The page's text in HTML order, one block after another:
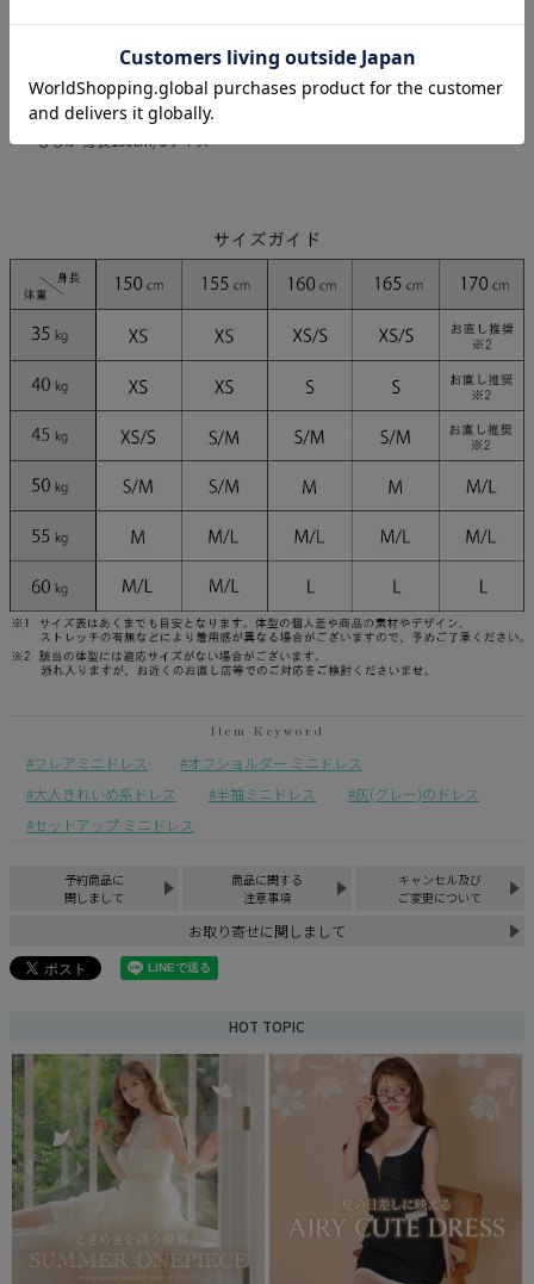
ivory
モデル
ゆめ 身長160cm/Sサイズ
ももか 身長156cm/Sサイズ
フレアミニドレス
オフショルダー ミニドレス
大人きれいめ系ドレス
半袖ミニドレス
灰(グレー)のドレス
セットアップ ミニドレス
予約商品に
関しまして
商品に関する
注意事項
キャンセル及び
ご変更について
お取り寄せに関しまして
HOT TOPIC